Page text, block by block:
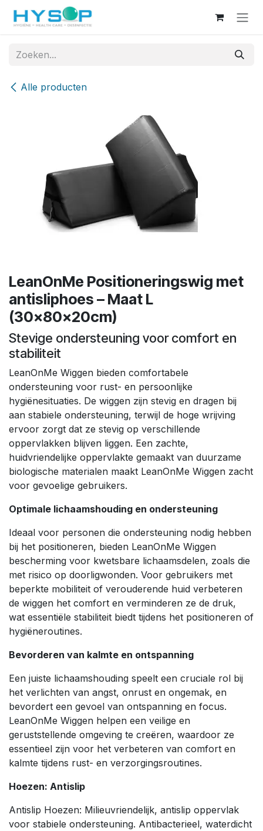
Overslaan naar inhoud
Alle producten
LeanOnMe Positioneringswig met
antisliphoes – Maat L
(30×80×20cm)
Stevige ondersteuning voor comfort en
stabiliteit
LeanOnMe Wiggen bieden comfortabele
ondersteuning voor rust- en persoonlijke
hygiënesituaties. De wiggen zijn stevig en dragen bij
aan stabiele ondersteuning, terwijl de hoge wrijving
ervoor zorgt dat ze stevig op verschillende
oppervlakken blijven liggen. Een zachte,
huidvriendelijke oppervlakte gemaakt van duurzame
biologische materialen maakt LeanOnMe Wiggen zacht
voor gevoelige gebruikers.
Optimale lichaamshouding en ondersteuning
Ideaal voor personen die ondersteuning nodig hebben
bij het positioneren, bieden LeanOnMe Wiggen
bescherming voor kwetsbare lichaamsdelen, zoals die
met risico op doorligwonden. Voor gebruikers met
beperkte mobiliteit of verouderende huid verbeteren
de wiggen het comfort en verminderen ze de druk,
wat essentiële stabiliteit biedt tijdens het positioneren of
hygiëneroutines.
Bevorderen van kalmte en ontspanning
Een juiste lichaamshouding speelt een cruciale rol bij
het verlichten van angst, onrust en ongemak, en
bevordert een gevoel van ontspanning en focus.
LeanOnMe Wiggen helpen een veilige en
geruststellende omgeving te creëren, waardoor ze
essentieel zijn voor het verbeteren van comfort en
kalmte tijdens rust- en verzorgingsroutines.
Hoezen: Antislip
Antislip Hoezen: Milieuvriendelijk, antislip oppervlak
voor stabiele ondersteuning. Antibacterieel, waterdicht